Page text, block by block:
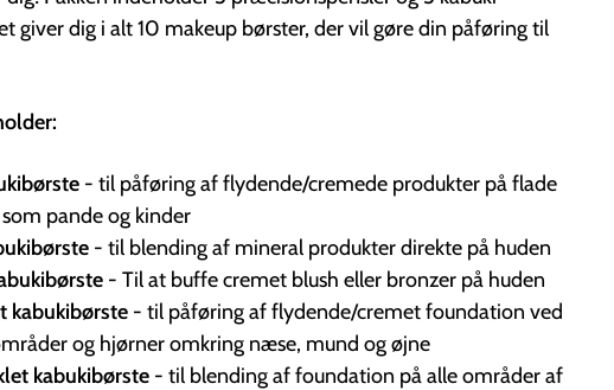
giver dig i alt 10 makeup børster, der vil gøre din påføring til
- til påføring af flydende/cremede produkter på flade
pande og kinder
- til blending af mineral produkter direkte på huden
- Til at buffe cremet blush eller bronzer på huden
kabukibørste - til påføring af flydende/cremet foundation ved
og hjørner omkring næse, mund og øjne
kabukibørste - til blending af foundation på alle områder af